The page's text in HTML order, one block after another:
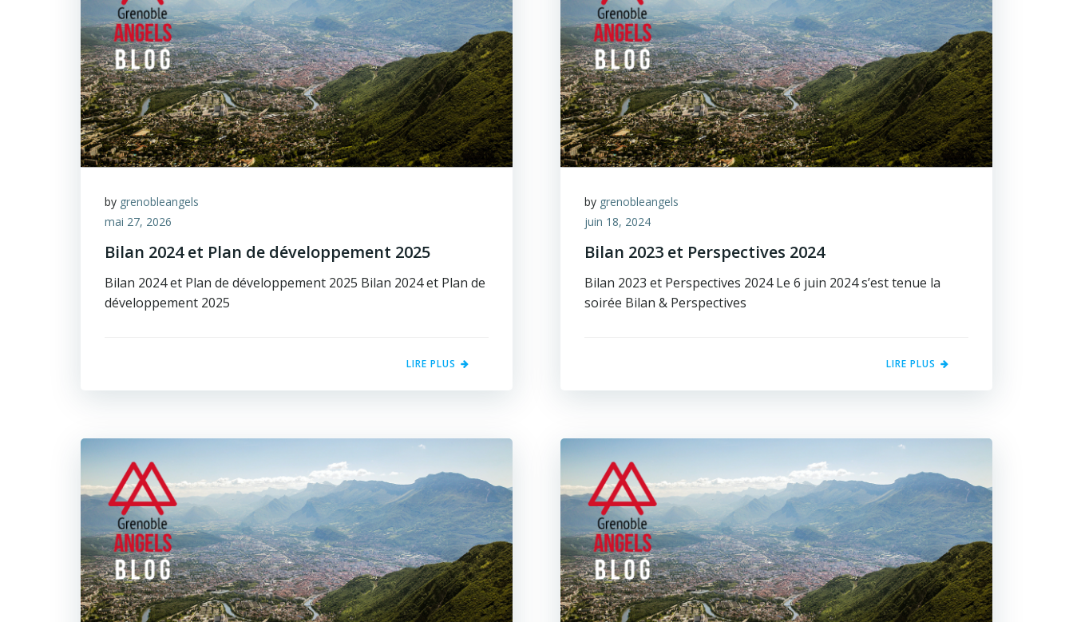
by grenobleangels
mai 27, 2026
Bilan 2024 et Plan de développement 2025
Bilan 2024 et Plan de développement 2025 Bilan 2024 et Plan de
développement 2025
LIRE PLUS
by grenobleangels
juin 18, 2024
Bilan 2023 et Perspectives 2024
Bilan 2023 et Perspectives 2024 Le 6 juin 2024 s’est tenue la
soirée Bilan & Perspectives
LIRE PLUS